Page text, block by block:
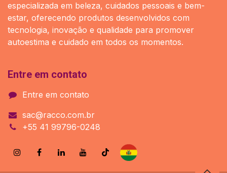
especializada em beleza, cuidados pessoais e bem-
estar, oferecendo produtos desenvolvidos com
tecnologia, inovação e qualidade para promover
autoestima e cuidado em todos os momentos.
Entre em contato
Entre em contato
sac@racco.com.br
+55 41 99796-0248